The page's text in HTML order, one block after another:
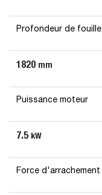
Profondeur de fouille
1820 mm
Puissance moteur
7.5 kW
Force d'arrachement